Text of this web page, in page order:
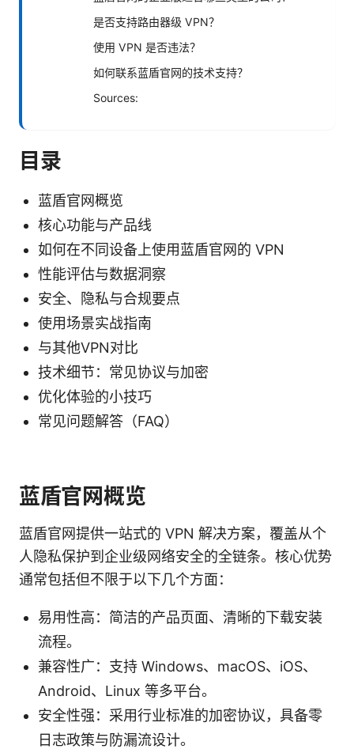
是否支持路由器级 VPN？
使用 VPN 是否违法？
如何联系蓝盾官网的技术支持？
Sources:
目录
蓝盾官网概览
核心功能与产品线
如何在不同设备上使用蓝盾官网的 VPN
性能评估与数据洞察
安全、隐私与合规要点
使用场景实战指南
与其他VPN对比
技术细节：常见协议与加密
优化体验的小技巧
常见问题解答（FAQ）
蓝盾官网概览
蓝盾官网提供一站式的 VPN 解决方案，覆盖从个
人隐私保护到企业级网络安全的全链条。核心优势
通常包括但不限于以下几个方面：
易用性高：简洁的产品页面、清晰的下载安装
流程。
兼容性广：支持 Windows、macOS、iOS、
Android、Linux 等多平台。
安全性强：采用行业标准的加密协议，具备零
日志政策与防漏流设计。